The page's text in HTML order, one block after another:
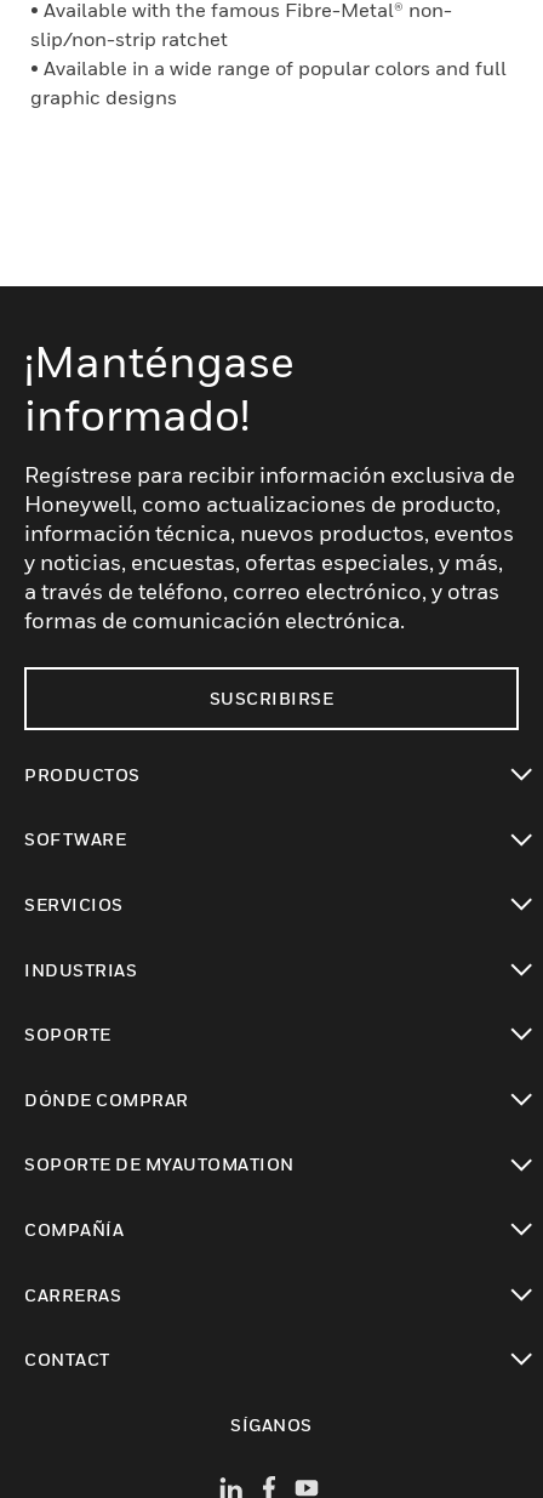
• Available with the famous Fibre-Metal® non-
slip/non-strip ratchet
• Available in a wide range of popular colors and full
graphic designs
¡Manténgase
informado!
Regístrese para recibir información exclusiva de
Honeywell, como actualizaciones de producto,
información técnica, nuevos productos, eventos
y noticias, encuestas, ofertas especiales, y más,
a través de teléfono, correo electrónico, y otras
formas de comunicación electrónica.
SUSCRIBIRSE
PRODUCTOS
SOFTWARE
SERVICIOS
INDUSTRIAS
SOPORTE
DÓNDE COMPRAR
SOPORTE DE MYAUTOMATION
COMPAÑÍA
CARRERAS
CONTACT
SÍGANOS